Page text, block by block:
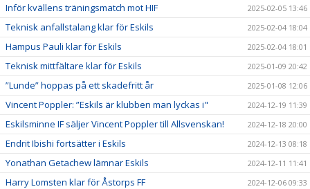
Inför kvällens träningsmatch mot HIF 2025-02-05 13:46
Teknisk anfallstalang klar för Eskils 2025-02-04 18:04
Hampus Pauli klar för Eskils 2025-02-04 18:01
Teknisk mittfältare klar för Eskils 2025-01-09 20:42
”Lunde” hoppas på ett skadefritt år 2025-01-08 12:06
Vincent Poppler: ”Eskils är klubben man lyckas i" 2024-12-19 11:39
Eskilsminne IF säljer Vincent Poppler till Allsvenskan! 2024-12-18 20:00
Endrit Ibishi fortsätter i Eskils 2024-12-13 08:18
Yonathan Getachew lämnar Eskils 2024-12-11 11:41
Harry Lomsten klar för Åstorps FF 2024-12-06 09:33